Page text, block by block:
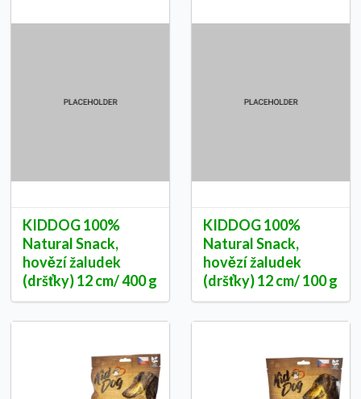
KIDDOG 100%
Natural Snack,
hovězí žaludek
(dršťky) 12 cm/ 400 g
KIDDOG 100%
Natural Snack,
hovězí žaludek
(dršťky) 12 cm/ 100 g